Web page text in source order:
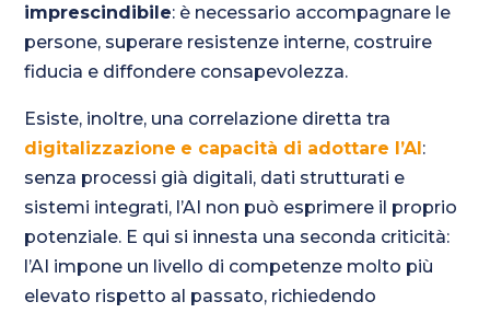
imprescindibile: è necessario accompagnare le
persone, superare resistenze interne, costruire
fiducia e diffondere consapevolezza.
Esiste, inoltre, una correlazione diretta tra
digitalizzazione e capacità di adottare l’AI:
senza processi già digitali, dati strutturati e
sistemi integrati, l’AI non può esprimere il proprio
potenziale. E qui si innesta una seconda criticità:
l’AI impone un livello di competenze molto più
elevato rispetto al passato, richiedendo